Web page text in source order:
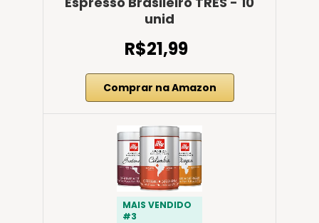
unid
R$21,99
Comprar na Amazon
MAIS VENDIDO
#3